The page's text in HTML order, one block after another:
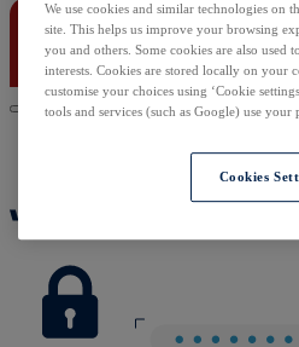
We use cookies and similar technologies
site. This helps us improve your browsing
you and others. Some cookies are also used
interests. Cookies are stored locally on your
customise your choices using ‘Cookie
tools and services (such as Google) use your
Cookies